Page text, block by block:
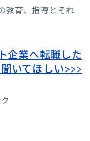
教育、指導とそれ
企業へ転職した
いてほしい>>>